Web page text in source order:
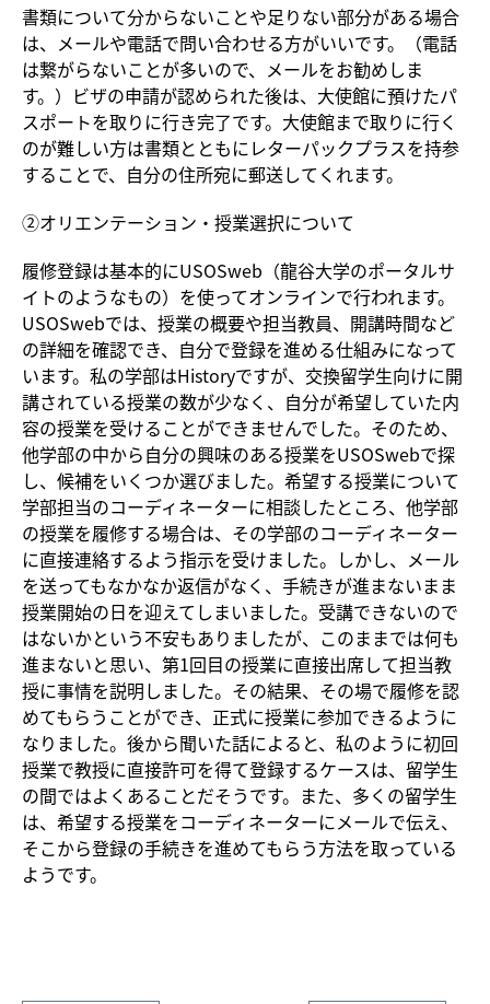
書類について分からないことや足りない部分がある場合
は、メールや電話で問い合わせる方がいいです。（電話
は繋がらないことが多いので、メールをお勧めしま
す。）ビザの申請が認められた後は、大使館に預けたパ
スポートを取りに行き完了です。大使館まで取りに行く
のが難しい方は書類とともにレターパックプラスを持参
することで、自分の住所宛に郵送してくれます。
②オリエンテーション・授業選択について
履修登録は基本的にUSOSweb（龍谷大学のポータルサ
イトのようなもの）を使ってオンラインで行われます。
USOSwebでは、授業の概要や担当教員、開講時間など
の詳細を確認でき、自分で登録を進める仕組みになって
います。私の学部はHistoryですが、交換留学生向けに開
講されている授業の数が少なく、自分が希望していた内
容の授業を受けることができませんでした。そのため、
他学部の中から自分の興味のある授業をUSOSwebで探
し、候補をいくつか選びました。希望する授業について
学部担当のコーディネーターに相談したところ、他学部
の授業を履修する場合は、その学部のコーディネーター
に直接連絡するよう指示を受けました。しかし、メール
を送ってもなかなか返信がなく、手続きが進まないまま
授業開始の日を迎えてしまいました。受講できないので
はないかという不安もありましたが、このままでは何も
進まないと思い、第1回目の授業に直接出席して担当教
授に事情を説明しました。その結果、その場で履修を認
めてもらうことができ、正式に授業に参加できるように
なりました。後から聞いた話によると、私のように初回
授業で教授に直接許可を得て登録するケースは、留学生
の間ではよくあることだそうです。また、多くの留学生
は、希望する授業をコーディネーターにメールで伝え、
そこから登録の手続きを進めてもらう方法を取っている
ようです。